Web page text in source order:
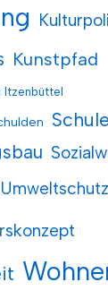
Kunstpfad
Itzenbüttel
Schule
Umweltschutz